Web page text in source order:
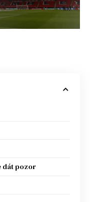
dát pozor